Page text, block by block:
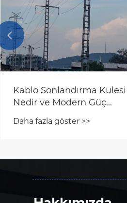
Gergi Kulesi Modern Enerji
Nakil Sistemleri İçin Neden
Daha fazla göster >>
